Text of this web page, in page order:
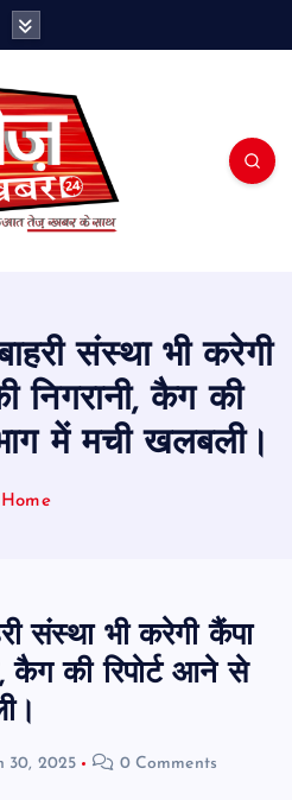
संस्था भी करेगी
निगरानी, कैग की
में मची खलबली।
Home
संस्था भी करेगी कैंपा
कैग की रिपोर्ट आने से
30, 2025 0 Comments